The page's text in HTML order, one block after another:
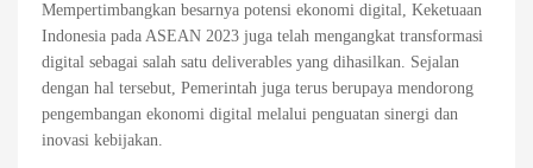
Mempertimbangkan besarnya potensi ekonomi digital, Keketuaan
Indonesia pada ASEAN 2023 juga telah mengangkat transformasi
digital sebagai salah satu deliverables yang dihasilkan. Sejalan
dengan hal tersebut, Pemerintah juga terus berupaya mendorong
pengembangan ekonomi digital melalui penguatan sinergi dan
inovasi kebijakan.